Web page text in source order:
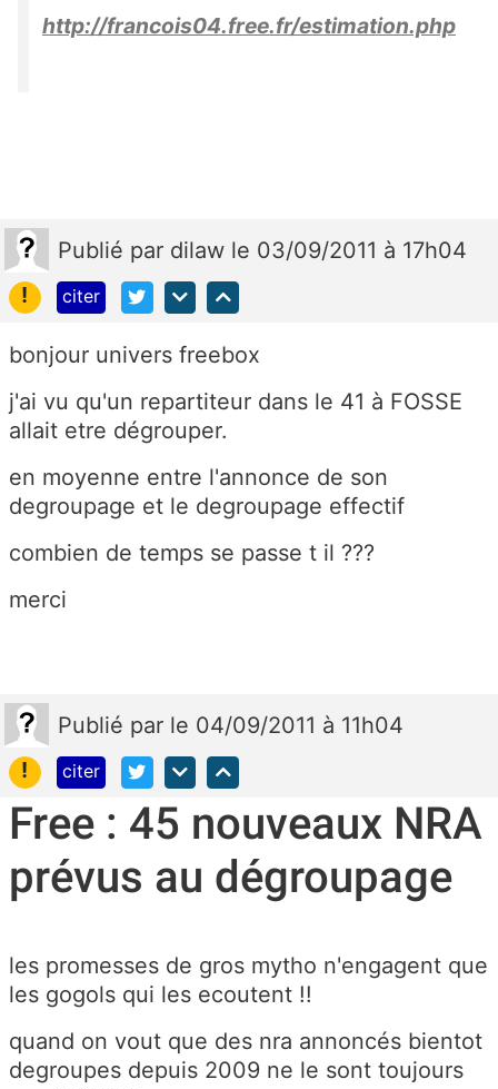
http://francois04.free.fr/estimation.php
Publié par dilaw le 03/09/2011 à 17h04
!
citer
bonjour univers freebox
j'ai vu qu'un repartiteur dans le 41 à FOSSE
allait etre dégrouper.
en moyenne entre l'annonce de son
degroupage et le degroupage effectif
combien de temps se passe t il ???
merci
Publié par le 04/09/2011 à 11h04
!
citer
Free : 45 nouveaux NRA
prévus au dégroupage
les promesses de gros mytho n'engagent que
les gogols qui les ecoutent !!
quand on vout que des nra annoncés bientot
degroupes depuis 2009 ne le sont toujours